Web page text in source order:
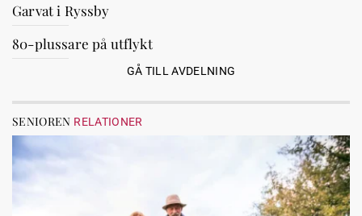
Garvat i Ryssby
80-plussare på utflykt
GÅ TILL AVDELNING
SENIOREN RELATIONER